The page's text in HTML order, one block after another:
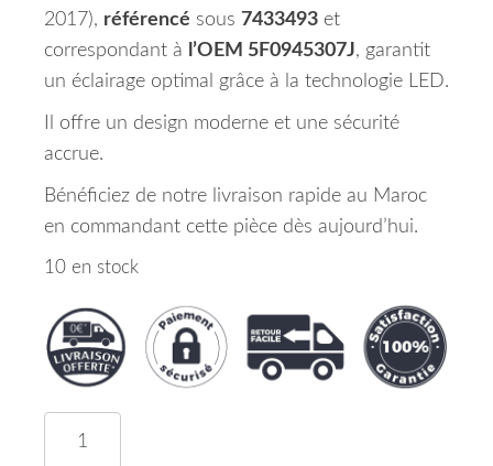
2017), référencé sous 7433493 et
correspondant à
l’OEM 5F0945307J, garantit
un éclairage optimal grâce à la technologie LED.
Il offre un design moderne et une sécurité
accrue.
Bénéficiez de notre livraison rapide au Maroc
en commandant cette pièce dès aujourd’hui.
10 en stock